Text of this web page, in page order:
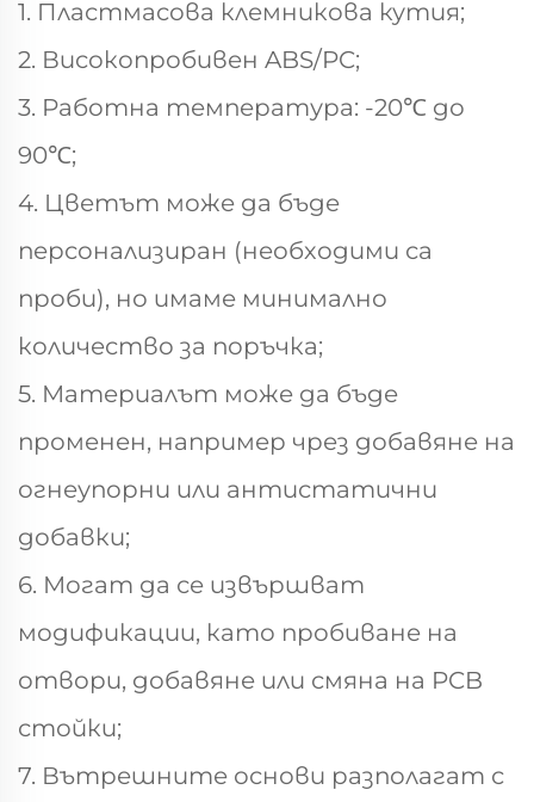
1. Пластмасова клемникова кутия;
2. Високопробивен ABS/PC;
3. Работна температура: -20℃ до
90℃;
4. Цветът може да бъде
персонализиран (необходими са
проби), но имаме минимално
количество за поръчка;
5. Материалът може да бъде
променен, например чрез добавяне на
огнеупорни или антистатични
добавки;
6. Могат да се извършват
модификации, като пробиване на
отвори, добавяне или смяна на PCB
стойки;
7. Вътрешните основи разполагат с